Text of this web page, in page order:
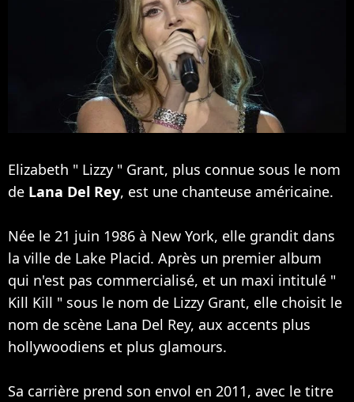
Elizabeth " Lizzy " Grant, plus connue sous le nom
de Lana Del Rey, est une chanteuse américaine.
Née le 21 juin 1986 à New York, elle grandit dans
la ville de Lake Placid. Après un premier album
qui n'est pas commercialisé, et un maxi intitulé "
Kill Kill " sous le nom de Lizzy Grant, elle choisit le
nom de scène Lana Del Rey, aux accents plus
hollywoodiens et plus glamours.
Sa carrière prend son envol en 2011, avec le titre